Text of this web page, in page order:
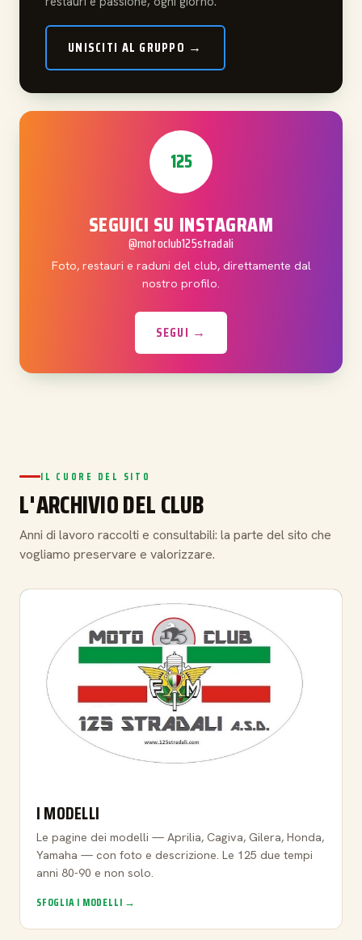
UNISCITI AL GRUPPO →
125
SEGUICI SU INSTAGRAM
@motoclub125stradali
Foto, restauri e raduni del club, direttamente dal
nostro profilo.
SEGUI →
IL CUORE DEL SITO
L'ARCHIVIO DEL CLUB
Anni di lavoro raccolti e consultabili: la parte del sito che
vogliamo preservare e valorizzare.
I MODELLI
Le pagine dei modelli — Aprilia, Cagiva, Gilera, Honda,
Yamaha — con foto e descrizione. Le 125 due tempi
anni 80-90 e non solo.
SFOGLIA I MODELLI →